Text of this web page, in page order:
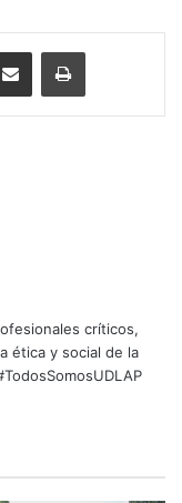
Share via Email Print
críticos,
ética y social de la